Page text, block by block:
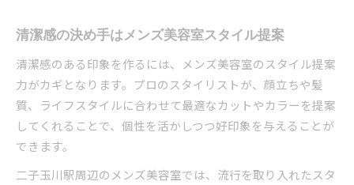
清潔感の決め手はメンズ美容室スタイル提案
清潔感のある印象を作るには、メンズ美容室のスタイル提案
力がカギとなります。プロのスタイリストが、顔立ちや髪
質、ライフスタイルに合わせて最適なカットやカラーを提案
してくれることで、個性を活かしつつ好印象を与えることが
できます。
二子玉川駅周辺のメンズ美容室では、流行を取り入れたスタ